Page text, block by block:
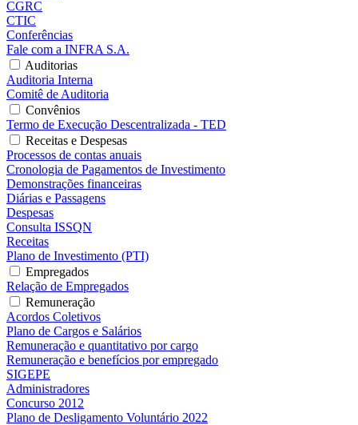
CGRC
CTIC
Conferências
Fale com a INFRA S.A.
Auditorias
Auditoria Interna
Comitê de Auditoria
Convênios
Termo de Execução Descentralizada - TED
Receitas e Despesas
Processos de contas anuais
Cronologia de Pagamentos de Investimento
Demonstrações financeiras
Diárias e Passagens
Despesas
Consulta ISSQN
Receitas
Plano de Investimento (PTI)
Empregados
Relação de Empregados
Remuneração
Acordos Coletivos
Plano de Cargos e Salários
Remuneração e quantitativo por cargo
Remuneração e benefícios por empregado
SIGEPE
Administradores
Concurso 2012
Plano de Desligamento Voluntário 2022